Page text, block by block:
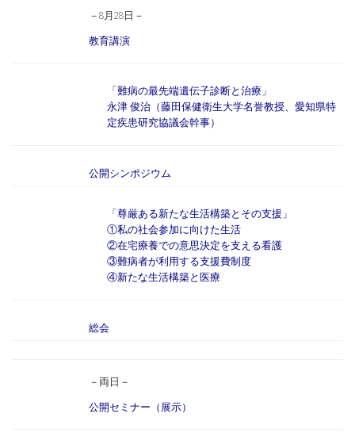
－8月28日－
教育講演
「難病の最先端遺伝子診断と治療」
永津 俊治（藤田保健衛生大学名誉教授、愛知県特
定疾患研究協議会幹事）
公開シンポジウム
「尊厳ある新たな生活構築とその支援」
①私の社会参加に向けた生活
②在宅療養での意思決定を支える看護
③難病者が利用する支援費制度
④新たな生活構築と医療
総会
－両日－
公開セミナー（展示）